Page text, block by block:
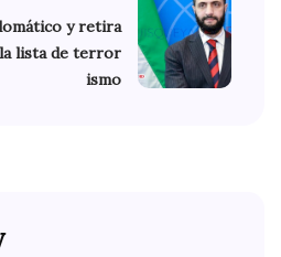
y retira
lista de terror
ismo